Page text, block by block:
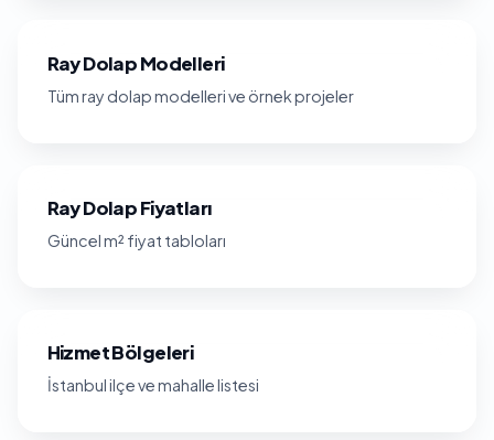
Ray Dolap Modelleri
Tüm ray dolap modelleri ve örnek projeler
Ray Dolap Fiyatları
Güncel m² fiyat tabloları
Hizmet Bölgeleri
İstanbul ilçe ve mahalle listesi